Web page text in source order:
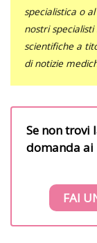
specialistica o
nostri
scientifiche a
di notizie
Se non trovi
domanda ai
FAI